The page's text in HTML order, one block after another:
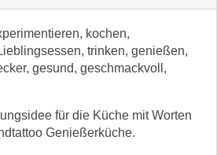
kochen,
trinken, genießen,
gesund, geschmackvoll,
für die Küche mit Worten
Genießerküche.